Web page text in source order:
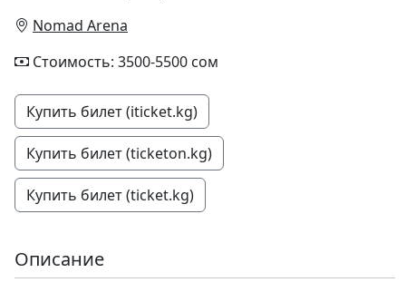
Nomad Arena
Стоимость: 3500-5500 сом
Купить билет (iticket.kg)
Купить билет (ticketon.kg)
Купить билет (ticket.kg)
Описание